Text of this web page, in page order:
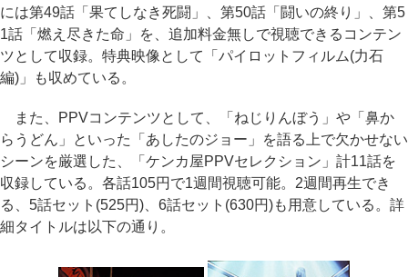
には第49話「果てしなき死闘」、第50話「闘いの終り」、第5
1話「燃え尽きた命」を、追加料金無しで視聴できるコンテン
ツとして収録。特典映像として「パイロットフィルム(力石
編)」も収めている。
また、PPVコンテンツとして、「ねじりんぼう」や「鼻か
らうどん」といった「あしたのジョー」を語る上で欠かせない
シーンを厳選した、「ケンカ屋PPVセレクション」計11話を
収録している。各話105円で1週間視聴可能。2週間再生でき
る、5話セット(525円)、6話セット(630円)も用意している。詳
細タイトルは以下の通り。